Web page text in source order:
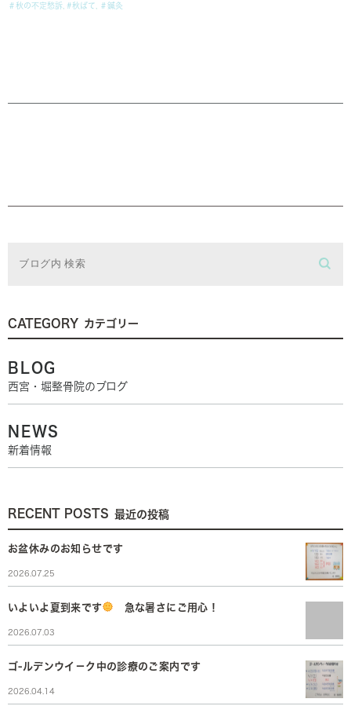
＃秋の不定愁訴 #秋ばて ＃鍼灸
CATEGORY カテゴリー
BLOG
西宮・堀整骨院のブログ
NEWS
新着情報
RECENT POSTS 最近の投稿
お盆休みのお知らせです
2026.07.25
いよいよ夏到来です 急な暑さにご用心！
2026.07.03
ゴ-ルデンウイ－ク中の診療のご案内です
2026.04.14